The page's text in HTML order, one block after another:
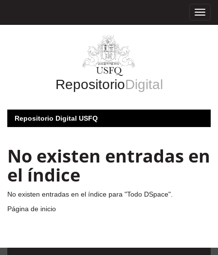
RepositorioDigital
Repositorio Digital USFQ
No existen entradas en
el índice
No existen entradas en el índice para "Todo DSpace".
Página de inicio